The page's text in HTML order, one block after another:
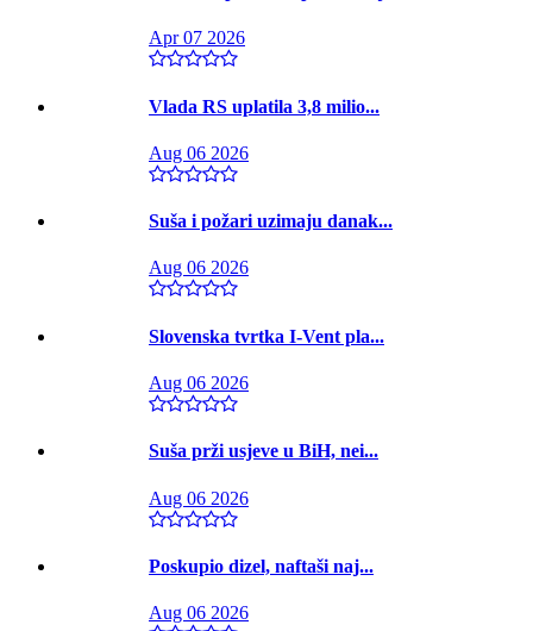
Apr 07 2026
Vlada RS uplatila 3,8 milio...
Aug 06 2026
Suša i požari uzimaju danak...
Aug 06 2026
Slovenska tvrtka I-Vent pla...
Aug 06 2026
Suša prži usjeve u BiH, nei...
Aug 06 2026
Poskupio dizel, naftaši naj...
Aug 06 2026